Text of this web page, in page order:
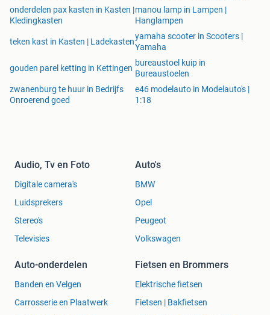
onderdelen pax kasten in Kasten |
Kledingkasten
manou lamp in Lampen |
Hanglampen
teken kast in Kasten | Ladekasten
yamaha scooter in Scooters |
Yamaha
gouden parel ketting in Kettingen
bureaustoel kuip in
Bureaustoelen
zwanenburg te huur in Bedrijfs
Onroerend goed
e46 modelauto in Modelauto's |
1:18
Audio, Tv en Foto
Digitale camera's
Luidsprekers
Stereo's
Televisies
Auto's
BMW
Opel
Peugeot
Volkswagen
Auto-onderdelen
Banden en Velgen
Carrosserie en Plaatwerk
Fietsen en Brommers
Elektrische fietsen
Fietsen | Bakfietsen